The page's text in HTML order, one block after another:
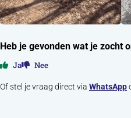
Heb je gevonden wat je zocht
Ja Nee
Of stel je vraag direct via WhatsApp